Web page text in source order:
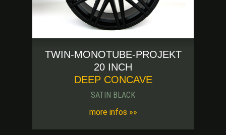
TWIN-MONOTUBE-PROJEKT
20 INCH
DEEP CONCAVE
SATIN BLACK
more infos »»